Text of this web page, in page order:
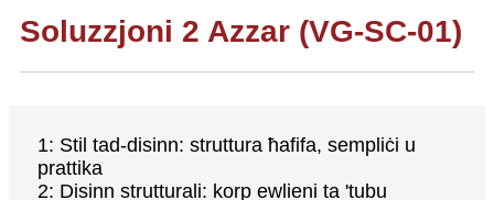
Soluzzjoni 2 Azzar (VG-SC-01)
1: Stil tad-disinn: struttura ħafifa, sempliċi u
prattika
2: Disinn strutturali: korp ewlieni ta 'tubu